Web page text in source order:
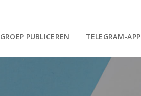
GROEP PUBLICEREN TELEGRAM-APP